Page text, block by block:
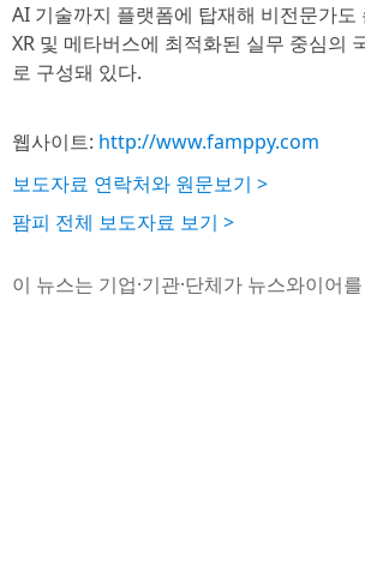
AI 기술까지 플랫폼에 탑재해 비전문가
XR 및 메타버스에 최적화된 실무 중심의
로 구성돼 있다.
웹사이트: http://www.famppy.com
보도자료 연락처와 원문보기 >
팜피 전체 보도자료 보기 >
이 뉴스는 기업·기관·단체가 뉴스와이어